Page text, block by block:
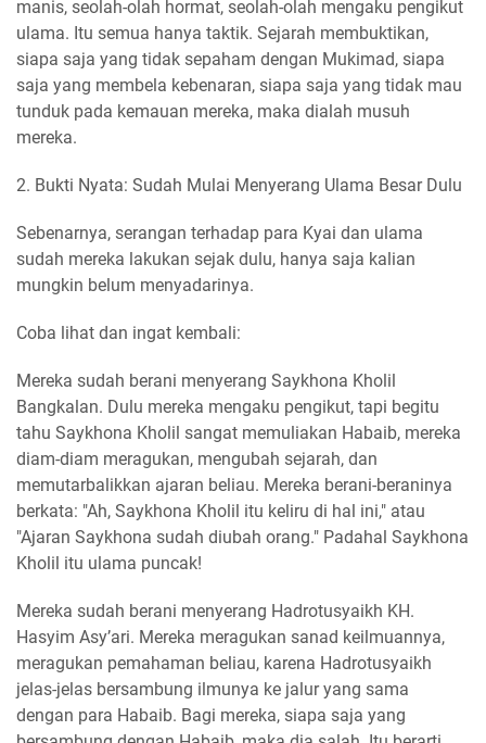
manis, seolah-olah hormat, seolah-olah mengaku pengikut
ulama. Itu semua hanya taktik. Sejarah membuktikan,
siapa saja yang tidak sepaham dengan Mukimad, siapa
saja yang membela kebenaran, siapa saja yang tidak mau
tunduk pada kemauan mereka, maka dialah musuh
mereka.
2. Bukti Nyata: Sudah Mulai Menyerang Ulama Besar Dulu
Sebenarnya, serangan terhadap para Kyai dan ulama
sudah mereka lakukan sejak dulu, hanya saja kalian
mungkin belum menyadarinya.
Coba lihat dan ingat kembali:
Mereka sudah berani menyerang Saykhona Kholil
Bangkalan. Dulu mereka mengaku pengikut, tapi begitu
tahu Saykhona Kholil sangat memuliakan Habaib, mereka
diam-diam meragukan, mengubah sejarah, dan
memutarbalikkan ajaran beliau. Mereka berani-beraninya
berkata: "Ah, Saykhona Kholil itu keliru di hal ini," atau
"Ajaran Saykhona sudah diubah orang." Padahal Saykhona
Kholil itu ulama puncak!
Mereka sudah berani menyerang Hadrotusyaikh KH.
Hasyim Asy’ari. Mereka meragukan sanad keilmuannya,
meragukan pemahaman beliau, karena Hadrotusyaikh
jelas-jelas bersambung ilmunya ke jalur yang sama
dengan para Habaib. Bagi mereka, siapa saja yang